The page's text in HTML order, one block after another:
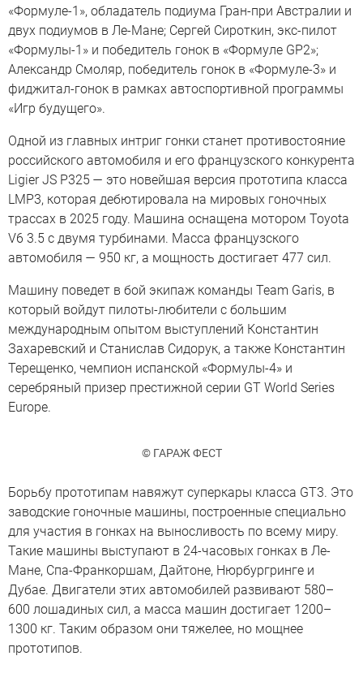
«Формуле-1», обладатель подиума Гран-при Австралии и
двух подиумов в Ле-Мане; Сергей Сироткин, экс-пилот
«Формулы-1» и победитель гонок в «Формуле GP2»;
Александр Смоляр, победитель гонок в «Формуле-3» и
фиджитал-гонок в рамках автоспортивной программы
«Игр будущего».
Одной из главных интриг гонки станет противостояние
российского автомобиля и его французского конкурента
Ligier JS P325 — это новейшая версия прототипа класса
LMP3, которая дебютировала на мировых гоночных
трассах в 2025 году. Машина оснащена мотором Toyota
V6 3.5 с двумя турбинами. Масса французского
автомобиля — 950 кг, а мощность достигает 477 сил.
Машину поведет в бой экипаж команды Team Garis, в
который войдут пилоты-любители с большим
международным опытом выступлений Константин
Захаревский и Станислав Сидорук, а также Константин
Терещенко, чемпион испанской «Формулы-4» и
серебряный призер престижной серии GT World Series
Europe.
© ГАРАЖ ФЕСТ
Борьбу прототипам навяжут суперкары класса GT3. Это
заводские гоночные машины, построенные специально
для участия в гонках на выносливость по всему миру.
Такие машины выступают в 24-часовых гонках в Ле-
Мане, Спа-Франкоршам, Дайтоне, Нюрбургринге и
Дубае. Двигатели этих автомобилей развивают 580–
600 лошадиных сил, а масса машин достигает 1200–
1300 кг. Таким образом они тяжелее, но мощнее
прототипов.